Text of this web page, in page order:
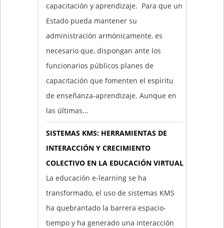
capacitación y aprendizaje. Para que un
Estado pueda mantener su
administración armónicamente, es
necesario que, dispongan ante los
funcionarios públicos planes de
capacitación que fomenten el espíritu
de enseñanza-aprendizaje. Aunque en
las últimas…
SISTEMAS KMS: HERRAMIENTAS DE
INTERACCIÓN Y CRECIMIENTO
COLECTIVO EN LA EDUCACIÓN VIRTUAL
La educación e-learning se ha
transformado, el uso de sistemas KMS
ha quebrantado la barrera espacio-
tiempo y ha generado una interacción